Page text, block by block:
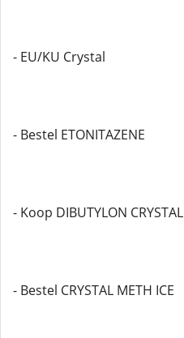
- EU/KU Crystal
- Bestel ETONITAZENE
- Koop DIBUTYLON CRYSTAL
- Bestel CRYSTAL METH ICE